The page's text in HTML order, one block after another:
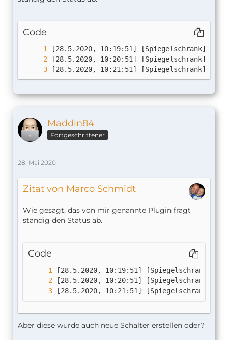
Code
[28.5.2020, 10:21:51] [Spiegelschrank]
Maddin84
Fortgeschrittener
28. Mai 2020
Zitat von Marco Schmidt
Wie gesagt, das von mir genannte Plugin fragt
ständig den Status ab.
Code
[28.5.2020, 10:21:51] [Spiegelschrank]
Aber diese würde auch neue Schalter erstellen oder?